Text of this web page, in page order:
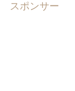
スポンサー